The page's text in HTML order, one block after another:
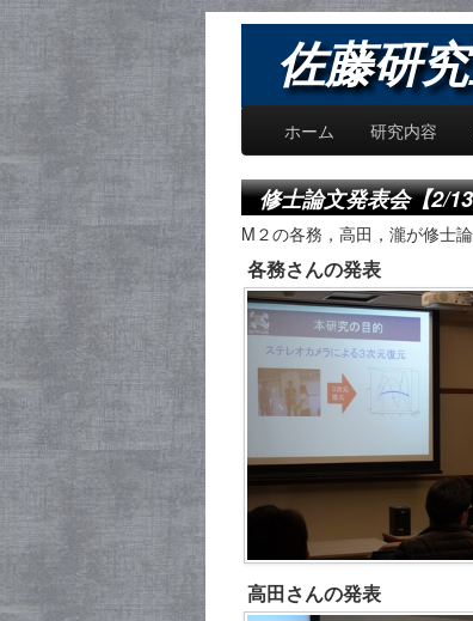
佐藤研
ホーム 研究内容
修士論文発表会【2/
M２の各務，高田，瀧が修士
各務さんの発表
高田さんの発表